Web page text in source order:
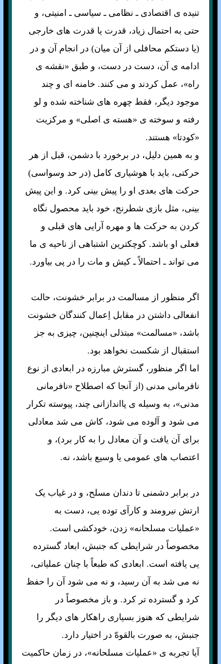
تنيده ی اقتصادی ـ نظامی ـ سياسی ـ امنيتی، و
حتی به احتمال زياد، قدرت يا قدرت های خارجی
(يا دستکم محافلی از آن ميان) در انجام آن و در
ادامه ی آن، دست در دست، و طبق «نقشه ی
راه»، عمل کردند و می کنند. خامنه ای و چند
موجود ديگر، فقط چهره های شناخته شده و لو
رفته و سوخته ی «هسته ی اصلی» و مرکزيت
«کودتا» هستند.
و به همين دليل، در برخورد با دشمن، قبل از هر
حرکتی، بايد با هوشياری کامل (در حد وسواسی)
حرکت های بعدی او را پيش بينی کرد. و اين پيش
بينی، مثل بازی شطرنج، خود بايد محصول نگاه
کردن به حرکت ها و مهره آرايی های قبلی و
فعلی او باشد. کوچکترين اشتباهی از ناحيه ی ما
می تواند ـ احتمالاً ـ کيش و مات را در پی بياورد.
اگر منظور از مسالمت در برابر خشونت، حالت
انفعالی داشتن در مقابل اِعمال کنندگان خشونت
باشد، «مسالمت» مبتذلی اينچنين، چيزی به جز
استقبال از شکست نخواهد بود.
اما اگر منظور، گسترش مبارزه در ابعادی از نوع
نافرمانی مدنی (از آنجا که اصطلاح «نافرمانی
مدنی»، به وسيله ی پااندازانی چند، پيوسته تکرار
می شود و آلوده می شود، کاش می شد معادلی
برای آن يافت و آن معادل را به کار برد)، و
اعتصاب های عمومی يا وسيع باشد، نه.
در برابر دشمنی تا دندان مسلح، و در غياب يک
ارتش نيرومند و کارآی توده يی، دست به
«عمليات مسلحانه» زدن، خودکشی است.
مخصوصاً در شرايطی که جنبش، ابعاد گسترده
يی يافته است. ابعادی که طبعاً با چنان عملياتی،
نه می شد به آن رسيد، و نه می شود آن را حفظ
کرد و گسترده تر کرد. و باز مخصوصاً در
شرايطی که هنوز بسياری راهکار های ديگر را
جنبش، به صورت بالقوهّ در اختيار دارد.
آيا تجربه ی «عمليات مسلحانه»، در زمان حاکميت